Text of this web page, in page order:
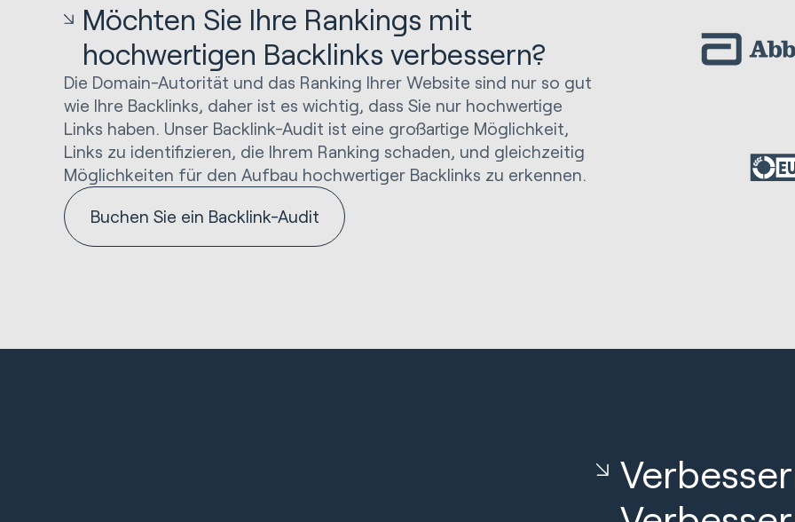
Möchten Sie Ihre Rankings mit
hochwertigen Backlinks verbessern?
Die Domain-Autorität und das Ranking Ihrer Website sind nur so gut
wie Ihre Backlinks, daher ist es wichtig, dass Sie nur hochwertige
Links haben. Unser Backlink-Audit ist eine großartige Möglichkeit,
Links zu identifizieren, die Ihrem Ranking schaden, und gleichzeitig
Möglichkeiten für den Aufbau hochwertiger Backlinks zu erkennen.
Buchen Sie ein Backlink-Audit